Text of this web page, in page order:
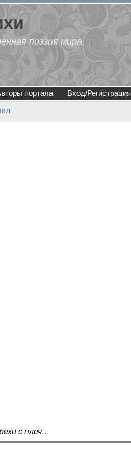
поэзия мира
портала Вход/Регистрация
с плеч…